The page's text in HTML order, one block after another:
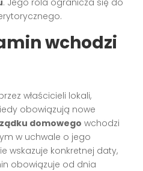
wchodzi
właścicieli lokali,
obowiązują nowe
domowego wchodzi
w uchwale o jego
wskazuje konkretnej daty,
obowiązuje od dnia